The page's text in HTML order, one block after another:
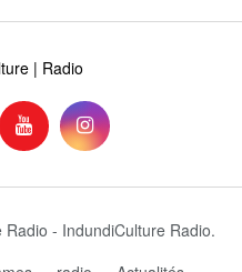
- IndundiCulture Radio.